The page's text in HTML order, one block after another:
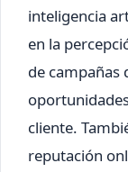
inteligencia
en la
de campañas
cliente.
reputación